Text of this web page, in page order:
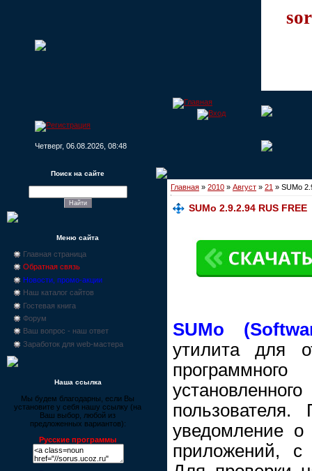
Четверг, 06.08.2026, 08:48
Поиск на сайте
Меню сайта
Главная страница
Обратная связь
Новости, промо-акции
Наш каталог сайтов
Гостевая книга
Форум
Ваш вопрос - наш ответ
Заработок для web-мастера
Наша ссылка
Мы будем благодарны, если Вы
установите у себя нашу ссылку (на
Ваш выбор, любой из
предложенных вариантов):
Русские программы
Главная » 2010 » Август » 21 » SUMo
SUMo 2.9.2.94 RUS FREE
SUMo
утилита для
уведомление
приложений, с